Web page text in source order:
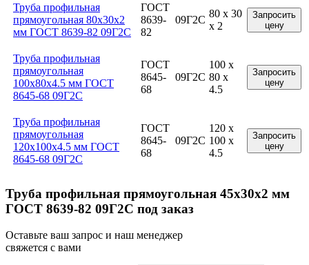
Труба профильная
прямоугольная 80x30x2
мм ГОСТ 8639-82 09Г2С
ГОСТ
8639-
82
09Г2С
80 x 30
x 2
Запросить
цену
Труба профильная
прямоугольная
100x80x4.5 мм ГОСТ
8645-68 09Г2С
ГОСТ
8645-
68
09Г2С
100 x
80 x
4.5
Запросить
цену
Труба профильная
прямоугольная
120x100x4.5 мм ГОСТ
8645-68 09Г2С
ГОСТ
8645-
68
09Г2С
120 x
100 x
4.5
Запросить
цену
Труба профильная прямоугольная 45x30x2 мм
ГОСТ 8639-82 09Г2С под заказ
Оставьте ваш запрос и наш менеджер
свяжется с вами